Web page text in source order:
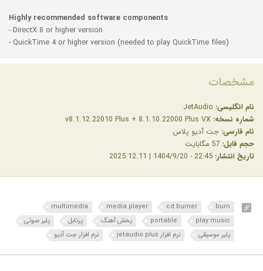
Highly recommended software components
- DirectX 8 or higher version
- QuickTime 4 or higher version (needed to play QuickTime files)
مشخصات
نام انگلیسی:
شماره نسخه:
نام فارسی: جت آدیو پلاس
حجم فایل:
تاریخ انتشار:
burn
cd burner
media player
multimedia
play music
portable پخش آهنگ پرتابل
پلیر صوتی
پلیر موسیقی
نرم افزار jetaudio plus نرم افزار جت آدیو